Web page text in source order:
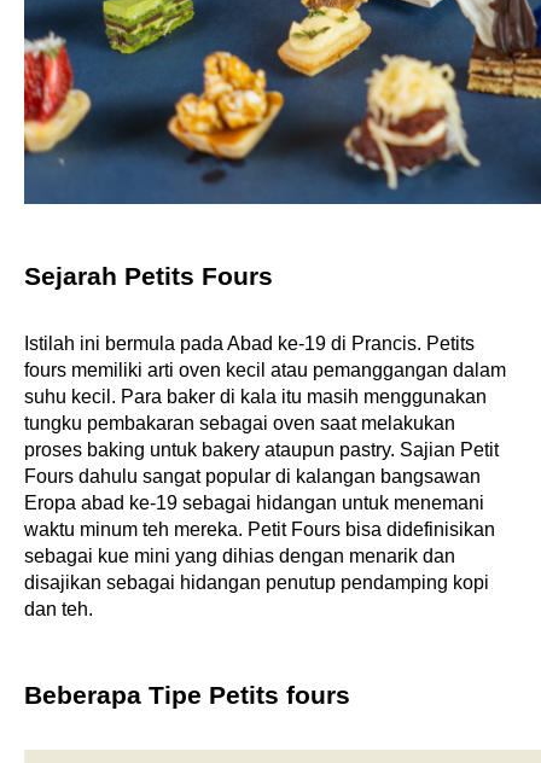
Sejarah Petits Fours
Istilah ini bermula pada Abad ke-19 di Prancis. Petits
fours memiliki arti oven kecil atau pemanggangan dalam
suhu kecil. Para baker di kala itu masih menggunakan
tungku pembakaran sebagai oven saat melakukan
proses baking untuk bakery ataupun pastry. Sajian Petit
Fours dahulu sangat popular di kalangan bangsawan
Eropa abad ke-19 sebagai hidangan untuk menemani
waktu minum teh mereka. Petit Fours bisa didefinisikan
sebagai kue mini yang dihias dengan menarik dan
disajikan sebagai hidangan penutup pendamping kopi
dan teh.
Beberapa Tipe Petits fours